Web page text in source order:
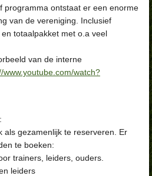
programma ontstaat er een enorme
van de vereniging. Inclusief
totaalpakket met o.a veel
van de interne
www.youtube.com/watch?
als gezamenlijk te reserveren. Er
te boeken:
trainers, leiders, ouders.
leiders